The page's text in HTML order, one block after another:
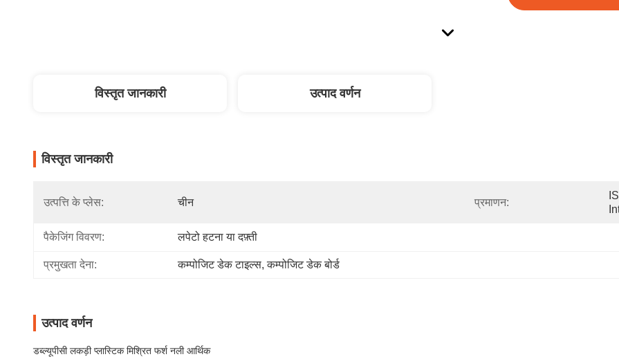
विस्तृत जानकारी उत्पाद वर्णन
विस्तृत जानकारी
उत्पत्ति के प्लेस: चीन प्रमाणन:
पैकेजिंग विवरण: लपेटो हटना या दफ़्ती
प्रमुखता देना: कम्पोजिट डेक टाइल्स, कम्पोजिट डेक बोर्ड
उत्पाद वर्णन
डब्ल्यूपीसी लकड़ी प्लास्टिक मिश्रित फर्श नली आर्थिक